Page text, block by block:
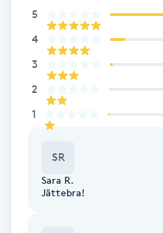
Medium
Megavolymfransar
Melasma
Mesoterapi
MicroPen
5
4
3
2
1
SR
Sara R.
Jättebra!